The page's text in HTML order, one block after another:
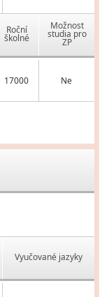
Roční
školné
Možnost
studia pro
ZP
17000 Ne
Vyučované jazyky